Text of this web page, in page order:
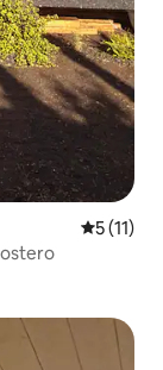
5 (11)